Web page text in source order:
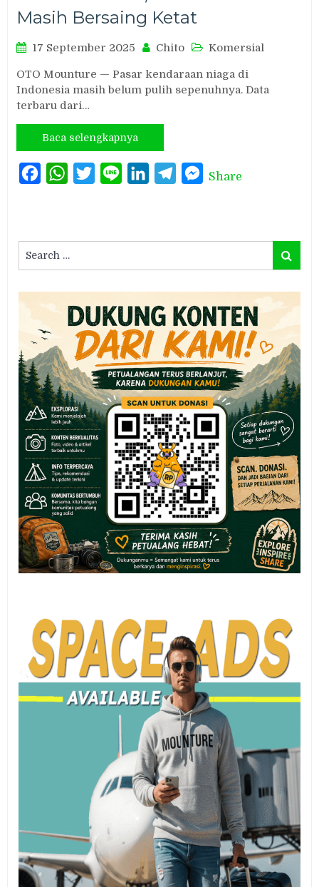
Masih Bersaing Ketat
17 September 2025 Chito Komersial
OTO Mounture — Pasar kendaraan niaga di
Indonesia masih belum pulih sepenuhnya. Data
terbaru dari…
Baca selengkapnya
FacebookWhatsAppTwitterLine LinkedInTelegramMessenger
Share
for:
Search